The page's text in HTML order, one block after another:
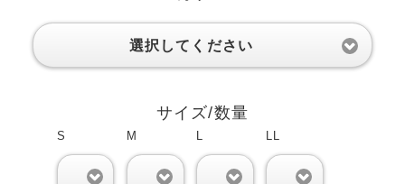
選択してください
サイズ/数量
S M L LL